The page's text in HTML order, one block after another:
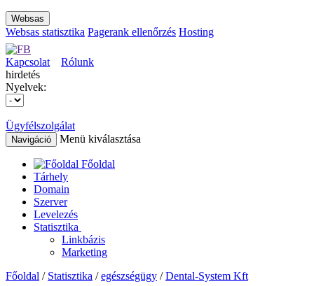
Websas
Websas statisztika Pagerank ellenőrzés Hosting
Kapcsolat
Rólunk
hirdetés
Nyelvek:
Ügyfélszolgálat
Navigáció Menü kiválasztása
Főoldal
Tárhely
Domain
Szerver
Levelezés
Statisztika
Linkbázis
Marketing
Főoldal / Statisztika /egészségügy /Dental-System Kft